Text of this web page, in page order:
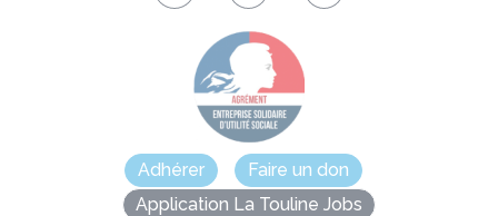
Adhérer
Faire un don
Application La Touline Jobs